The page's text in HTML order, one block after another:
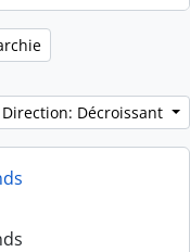
Direction: Décroissant